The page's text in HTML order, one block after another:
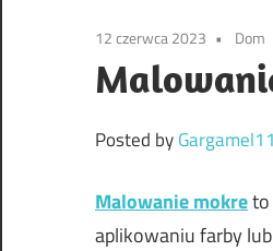
12 czerwca 2023 Dom
Posted by
Malowanie mokreto
aplikowaniu farby